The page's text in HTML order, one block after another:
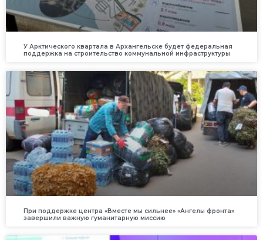
У Арктического квартала в Архангельске будет федеральная
поддержка на строительство коммунальной инфраструктуры
При поддержке центра «Вместе мы сильнее» «Ангелы фронта»
завершили важную гуманитарную миссию